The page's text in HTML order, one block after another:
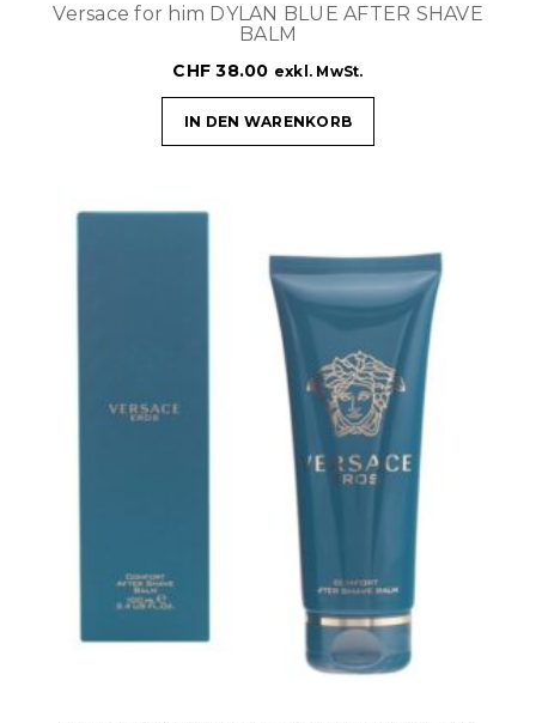
Versace for him DYLAN BLUE AFTER SHAVE
BALM
CHF 38.00 exkl. MwSt.
IN DEN WARENKORB